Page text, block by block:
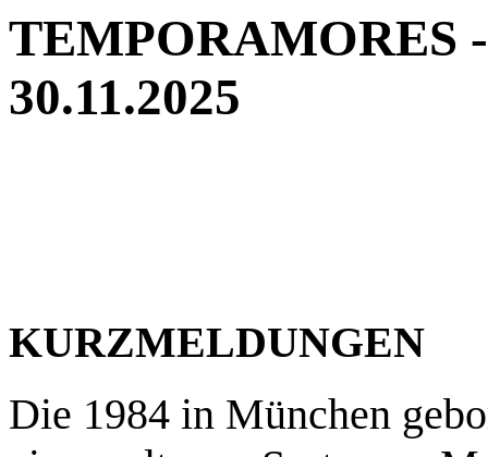
TEMPORAMORES
30.11.2025
KURZMELDUNGEN
Die 1984 in München